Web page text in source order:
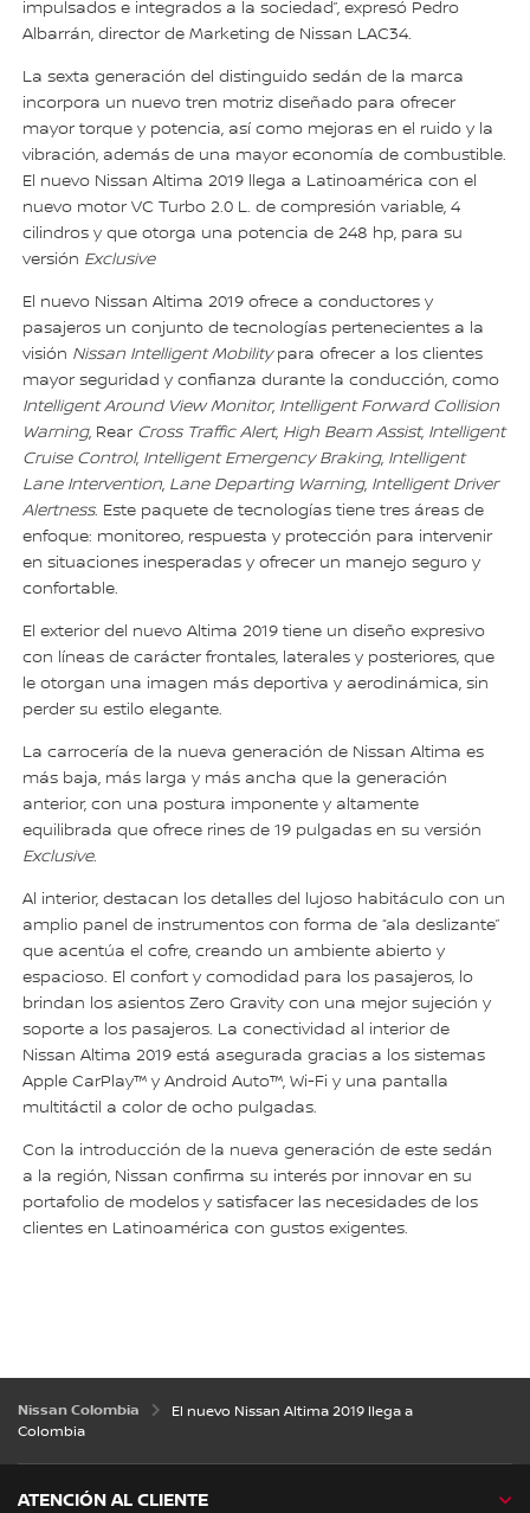
impulsados e integrados a la sociedad”, expresó Pedro
Albarrán, director de Marketing de Nissan LAC34.
La sexta generación del distinguido sedán de la marca
incorpora un nuevo tren motriz diseñado para ofrecer
mayor torque y potencia, así como mejoras en el ruido y la
vibración, además de una mayor economía de combustible.
El nuevo Nissan Altima 2019 llega a Latinoamérica con el
nuevo motor VC Turbo 2.0 L. de compresión variable, 4
cilindros y que otorga una potencia de 248 hp, para su
versión Exclusive
El nuevo Nissan Altima 2019 ofrece a conductores y
pasajeros un conjunto de tecnologías pertenecientes a la
visión Nissan Intelligent Mobilitypara ofrecer a los clientes
mayor seguridad y confianza durante la conducción, como
Intelligent Around View Monitor, Intelligent Forward Collision
Warning, Rear Cross Traffic Alert, High Beam Assist, Intelligent
Cruise Control, Intelligent Emergency Braking, Intelligent
Lane Intervention, Lane Departing Warning, Intelligent Driver
Alertness. Este paquete de tecnologías tiene tres áreas de
enfoque: monitoreo, respuesta y protección para intervenir
en situaciones inesperadas y ofrecer un manejo seguro y
confortable.
El exterior del nuevo Altima 2019 tiene un diseño expresivo
con líneas de carácter frontales, laterales y posteriores, que
le otorgan una imagen más deportiva y aerodinámica, sin
perder su estilo elegante.
La carrocería de la nueva generación de Nissan Altima es
más baja, más larga y más ancha que la generación
anterior, con una postura imponente y altamente
equilibrada que ofrece rines de 19 pulgadas en su versión
Exclusive.
Al interior, destacan los detalles del lujoso habitáculo con un
amplio panel de instrumentos con forma de “ala deslizante”
que acentúa el cofre, creando un ambiente abierto y
espacioso. El confort y comodidad para los pasajeros, lo
brindan los asientos Zero Gravity con una mejor sujeción y
soporte a los pasajeros. La conectividad al interior de
Nissan Altima 2019 está asegurada gracias a los sistemas
Apple CarPlay™ y Android Auto™, Wi-Fi y una pantalla
multitáctil a color de ocho pulgadas.
Con la introducción de la nueva generación de este sedán
a la región, Nissan confirma su interés por innovar en su
portafolio de modelos y satisfacer las necesidades de los
clientes en Latinoamérica con gustos exigentes.
Nissan Colombia
El nuevo Nissan Altima 2019 llega a
Colombia
ATENCIÓN AL CLIENTE